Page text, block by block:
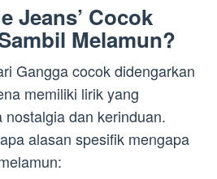
Jeans’ Cocok
Melamun?
Gangga cocok didengarkan
memiliki lirik yang
dan kerinduan.
alasan spesifik mengapa